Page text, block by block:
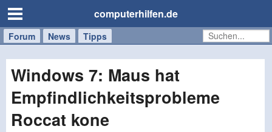
computerhilfen.de
Forum News Tipps
Handy
Tablet
Windows
Mac
Windows 7: Maus hat
Empfindlichkeitsprobleme
Roccat kone